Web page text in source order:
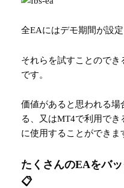
全EAにはデモ期間が設
それらを試すことのでき
です。
価値があると思われる場
る、又はMT4で利用でき
に使用することができま
たくさんのEAをバ
📋